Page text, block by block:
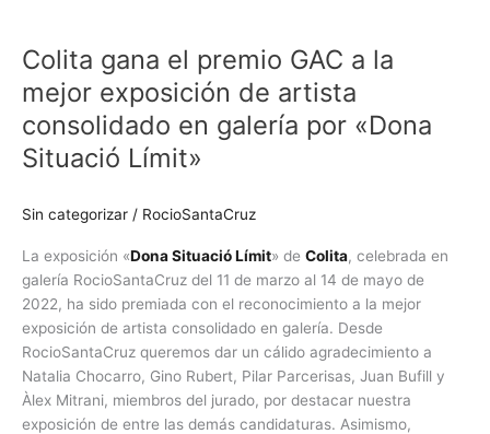
Colita gana el premio GAC a la
mejor exposición de artista
consolidado en galería por «Dona
Situació Límit»
Sin categorizar / RocioSantaCruz
La exposición «Dona Situació Límit» de Colita, celebrada en
galería RocioSantaCruz del 11 de marzo al 14 de mayo de
2022, ha sido premiada con el reconocimiento a la mejor
exposición de artista consolidado en galería. Desde
RocioSantaCruz queremos dar un cálido agradecimiento a
Natalia Chocarro, Gino Rubert, Pilar Parcerisas, Juan Bufill y
Àlex Mitrani, miembros del jurado, por destacar nuestra
exposición de entre las demás candidaturas. Asimismo,
el
premio
GAC
a
la
de
artista
consolidado
en
galería
por
«Dona
Situació
Límit»